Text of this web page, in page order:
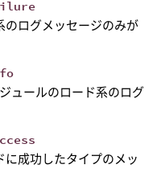
のログメッセージのみが
ュールのロード系のログ
成功したタイプのメッ